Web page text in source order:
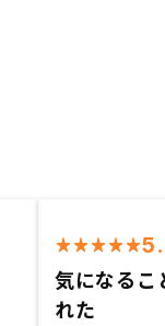
気になるこ
れた